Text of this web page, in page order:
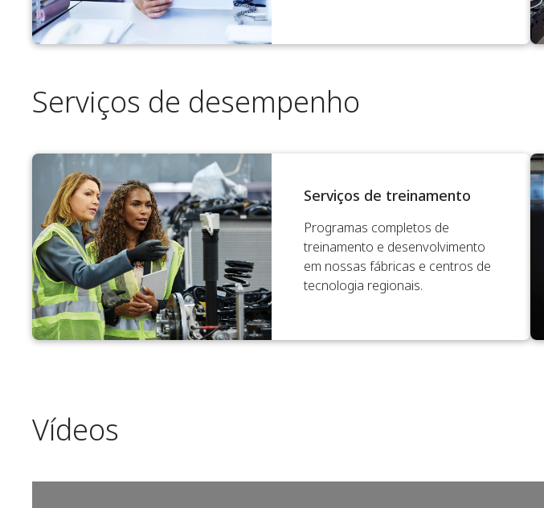
Serviços de desempenho
Serviços de treinamento
Programas completos de
treinamento e desenvolvimento
em nossas fábricas e centros de
tecnologia regionais.
Vídeos